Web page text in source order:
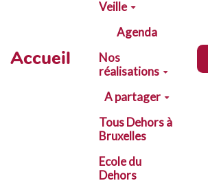
Accueil
Veille
Agenda
Nos
réalisations
A partager
Tous Dehors à
Bruxelles
Ecole du
Dehors